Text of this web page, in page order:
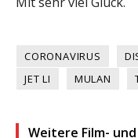
CORONAVIRUS
JET LI
MULAN
Weitere Film-